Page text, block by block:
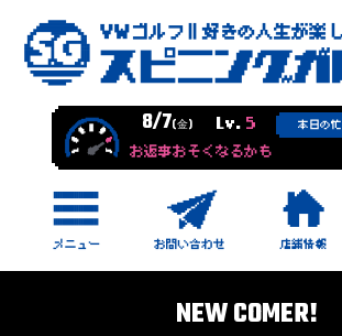
8/7(金) Lv. 5 本日の
お返事おそくなるかも
NEW COMER!